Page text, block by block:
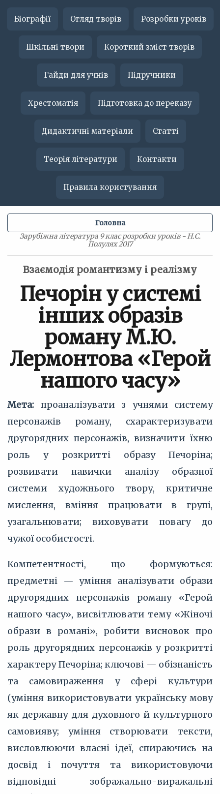
Біографії Огляд творів Розробки уроків
Шкільні твори Короткий зміст творів
Гайди для учнів Підручники
Хрестоматія Підготовка до переказу
Дидактичні матеріали Статті
Теорія літератури Контакти
Правила користування
Зарубіжна література 9 клас розробки уроків - Н.С.
Полулях 2017
Головна
Взаємодія романтизму і реалізму
Печорін у системі
інших образів
роману М.Ю.
Лермонтова «Герой
нашого часу»
Мета: проаналізувати з учнями систему
персонажів роману, схарактеризувати
другорядних персонажів, визначити їхню
роль у розкритті образу Печоріна;
розвивати навички аналізу образної
системи художнього твору, критичне
мислення, вміння працювати в групі,
узагальнювати; виховувати повагу до
чужої особистості.
Компетентності, що формуються:
предметні — уміння аналізувати образи
другорядних персонажів роману «Герой
нашого часу», висвітлювати тему «Жіночі
образи в романі», робити висновок про
роль другорядних персонажів у розкритті
характеру Печоріна; ключові — обізнаність
та самовираження у сфері культури
(уміння використовувати українську мову
як державну для духовного й культурного
самовияву; уміння створювати тексти,
висловлюючи власні ідеї, спираючись на
досвід і почуття та використовуючи
відповідні зображально-виражальні